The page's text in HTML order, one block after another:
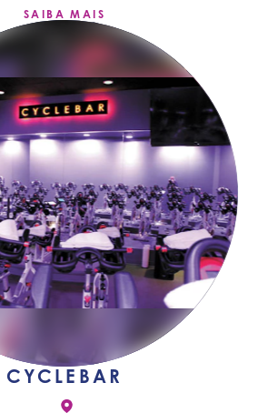
SAIBA MAIS
CYCLEBAR